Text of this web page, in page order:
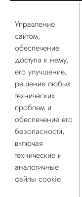
Цели обработки,
Управление
сайтом,
обеспечение
доступа к нему,
его улучшение,
решение любых
технических
проблем и
обеспечение его
безопасности,
включая
технические и
аналогичные
файлы cookie